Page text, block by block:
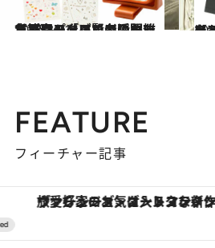
2026.3.31
【アウトドア賢者に聞いた、春の「いいもの」雑貨篇】パタゴニアのキャップやモンベルの隠れた名品。フェスでも活躍する18品
ライフスタイル 【アウトドア賢者に聞いた、春の
フ
FEATURE
フィーチャー記事
ヴァシュロン・コンスタンタン「オーヴァーシーズ・オートマティック」。旅愛好家のお気に入りコレクションか